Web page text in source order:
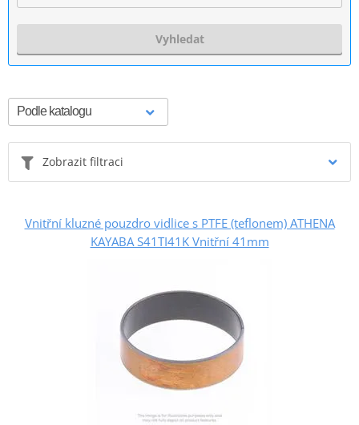
Vyhledat
Zobrazit filtraci
Vnitřní kluzné pouzdro vidlice s PTFE (teflonem) ATHENA
KAYABA S41TI41K Vnitřní 41mm